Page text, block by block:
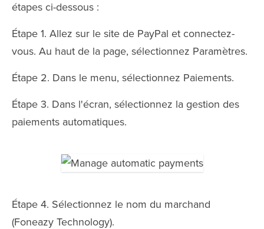
étapes ci-dessous :
Étape 1. Allez sur le site de PayPal et connectez-
vous. Au haut de la page, sélectionnez Paramètres.
Étape 2. Dans le menu, sélectionnez Paiements.
Étape 3. Dans l'écran, sélectionnez la gestion des
paiements automatiques.
Étape 4. Sélectionnez le nom du marchand
(Foneazy Technology).